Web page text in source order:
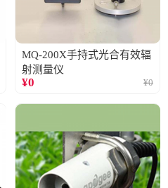
MQ-200X手持式光合有效辐
射测量仪
¥0 ¥0